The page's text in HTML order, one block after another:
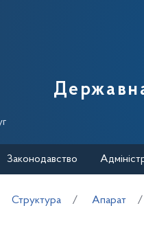
Державної
Законодавство
Структура Апарат